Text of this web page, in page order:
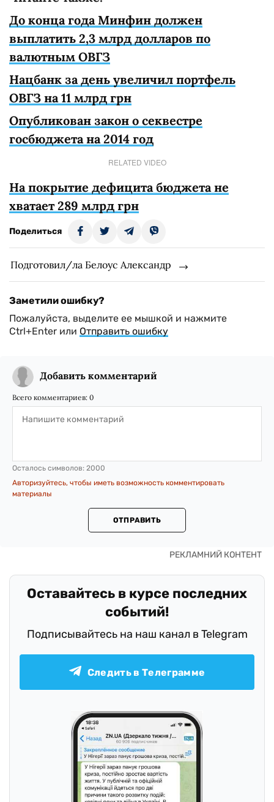
До конца года Минфин должен
выплатить 2,3 млрд долларов по
валютным ОВГЗ
Нацбанк за день увеличил портфель
ОВГЗ на 11 млрд грн
Опубликован закон о секвестре
госбюджета на 2014 год
RELATED VIDEO
На покрытие дефицита бюджета не
хватает 289 млрд грн
Поделиться
Подготовил/ла Белоус Александр
Заметили ошибку?
Пожалуйста, выделите ее мышкой и нажмите
Ctrl+Enter или Отправить ошибку
Добавить комментарий
Всего комментариев: 0
Осталось символов: 2000
Авторизуйтесь, чтобы иметь возможность комментировать
материалы
ОТПРАВИТЬ
Оставайтесь в курсе последних
событий!
Подписывайтесь на наш канал в Telegram
Следить в Телеграмме